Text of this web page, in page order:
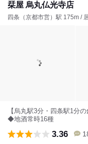
栞屋 烏丸仏光寺店
四条（京都市営）駅 175m /
【烏丸駅3分・四条駅1分
◆地酒常時16種
3.36